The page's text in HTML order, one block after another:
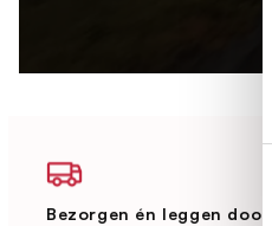
Bezorgen én leggen door